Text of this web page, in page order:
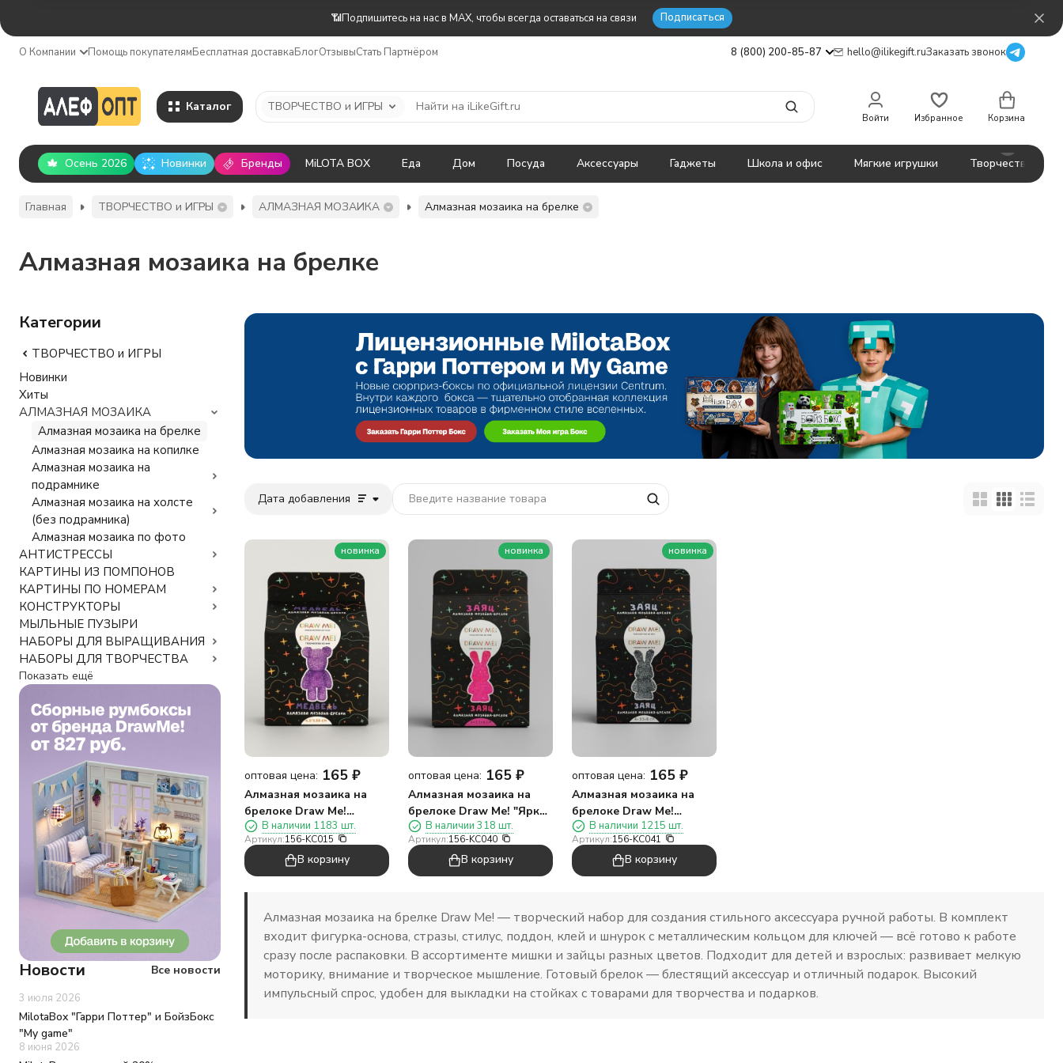
📶Подпишитесь на нас в MAX, чтобы всегда оставаться на связи Подписаться
О Компании Помощь покупателямБесплатная доставкаБлогОтзывыСтать Партнёром 8 (800) 200-85-87 hello@ilikegift.ruЗаказать звонок
Каталог ТВОРЧЕСТВО и ИГРЫ
Войти Избранное Корзина
Осень 2026 Новинки Бренды MiLOTA BOX Еда Дом Посуда Аксессуары Гаджеты Школа и офис Мягкие игрушки Творчество
Главная ТВОРЧЕСТВО и ИГРЫ АЛМАЗНАЯ МОЗАИКА Алмазная мозаика на брелке
Алмазная мозаика на брелке
Дата добавления
новинка
оптовая цена: 165 ₽
Алмазная мозаика на
брелоке Draw Me!
"Фиолетовый мишка",
(4,5*3,5*8 см)
В наличии 1183 шт.
Артикул:156-KC015
В корзину
новинка
оптовая цена: 165 ₽
Алмазная мозаика на
брелоке Draw Me! "Ярко-
розовый заяц", (4*3,5*8
см)
В наличии 318 шт.
Артикул:156-KC040
В корзину
новинка
оптовая цена: 165 ₽
Алмазная мозаика на
брелоке Draw Me!
"Серебряный заяц",
(4*3,5*8 см)
В наличии 1215 шт.
Артикул:156-KC041
В корзину
Алмазная мозаика на брелке Draw Me! — творческий набор для создания стильного аксессуара ручной работы. В комплект
входит фигурка-основа, стразы, стилус, поддон, клей и шнурок с металлическим кольцом для ключей — всё готово к работе
сразу после распаковки. В ассортименте мишки и зайцы разных цветов. Подходит для детей и взрослых: развивает мелкую
моторику, внимание и творческое мышление. Готовый брелок — блестящий аксессуар и отличный подарок. Высокий
импульсный спрос, удобен для выкладки на стойках с товарами для творчества и подарков.
Категории
ТВОРЧЕСТВО и ИГРЫ
Новинки
Хиты
АЛМАЗНАЯ МОЗАИКА
Алмазная мозаика на брелке
Алмазная мозаика на копилке
Алмазная мозаика на
подрамнике
Алмазная мозаика на холсте
(без подрамника)
Алмазная мозаика по фото
АНТИСТРЕССЫ
КАРТИНЫ ИЗ ПОМПОНОВ
КАРТИНЫ ПО НОМЕРАМ
КОНСТРУКТОРЫ
МЫЛЬНЫЕ ПУЗЫРИ
НАБОРЫ ДЛЯ ВЫРАЩИВАНИЯ
НАБОРЫ ДЛЯ ТВОРЧЕСТВА
Показать ещё
Новости Все новости
3 июля 2026
MilotaBox "Гарри Поттер" и БойзБокс
"My game"
8 июня 2026